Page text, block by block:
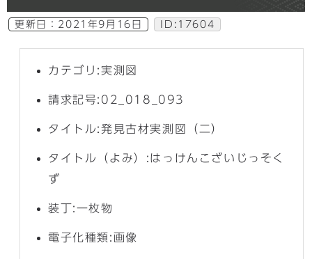
更新日： 2021年9月16日 ID:17604
カテゴリ:実測図
請求記号:02_018_093
タイトル:発見古材実測図（二）
タイトル（よみ）:はっけんこざいじっそく
ず
装丁:一枚物
電子化種類:画像